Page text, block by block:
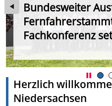
Bundesweiter
Fachkonferenz
Herzlich
Niedersachsen